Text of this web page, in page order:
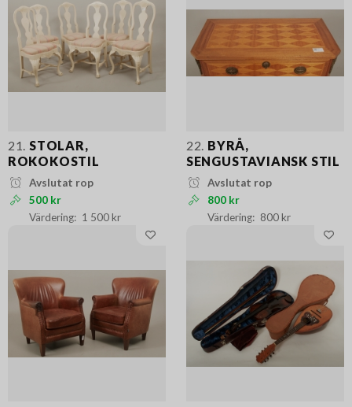
21.
STOLAR,
ROKOKOSTIL
Avslutat rop
500 kr
1 500 kr
22. BYRÅ,
SENGUSTAVIANSK STIL
Avslutat rop
800 kr
800 kr